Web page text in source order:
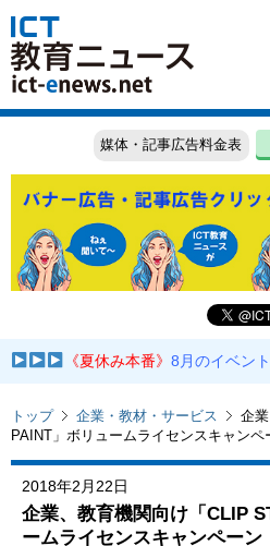
媒体・記事広告料金表
《夏休み本番》8月のイベン
トップ 企業・教材・サービス
企
PAINT」ボリュームライセンスキャンペ
2018年2月22日
企業、教育機関向け「CLIP
ームライセンスキャンペーン